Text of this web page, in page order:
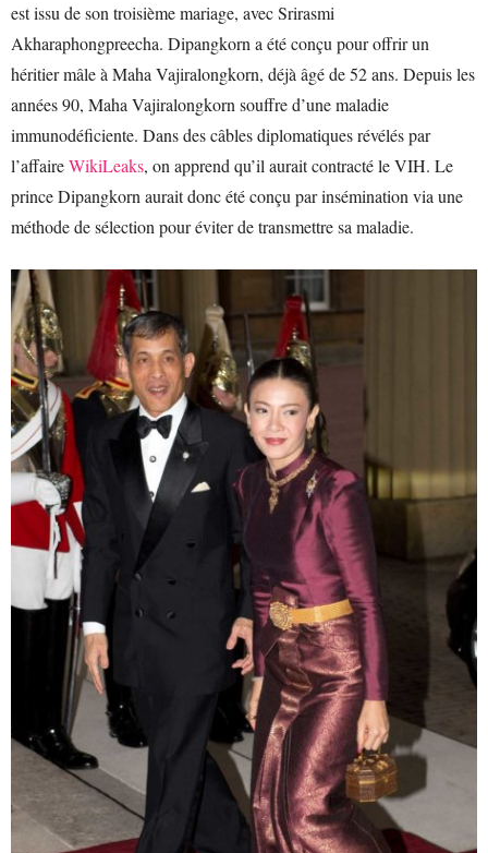
est issu de son troisième mariage, avec Srirasmi
Akharaphongpreecha. Dipangkorn a été conçu pour offrir un
héritier mâle à Maha Vajiralongkorn, déjà âgé de 52 ans. Depuis les
années 90, Maha Vajiralongkorn souffre d’une maladie
immunodéficiente. Dans des câbles diplomatiques révélés par
l’affaireWikiLeaks, on apprend qu’il aurait contracté le VIH. Le
prince Dipangkorn aurait donc été conçu par insémination via une
méthode de sélection pour éviter de transmettre sa maladie.